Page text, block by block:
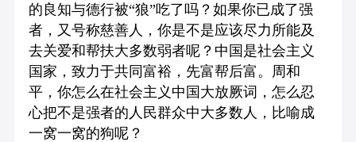
的良知与德行被“狼”吃了吗？如果你已成了强
者，又号称慈善人，你是不是应该尽力所能及
去关爱和帮扶大多数弱者呢？中国是社会主义
国家，致力于共同富裕，先富帮后富。周和
平，你怎么在社会主义中国大放厥词，怎么忍
心把不是强者的人民群众中大多数人，比喻成
一窝一窝的狗呢？